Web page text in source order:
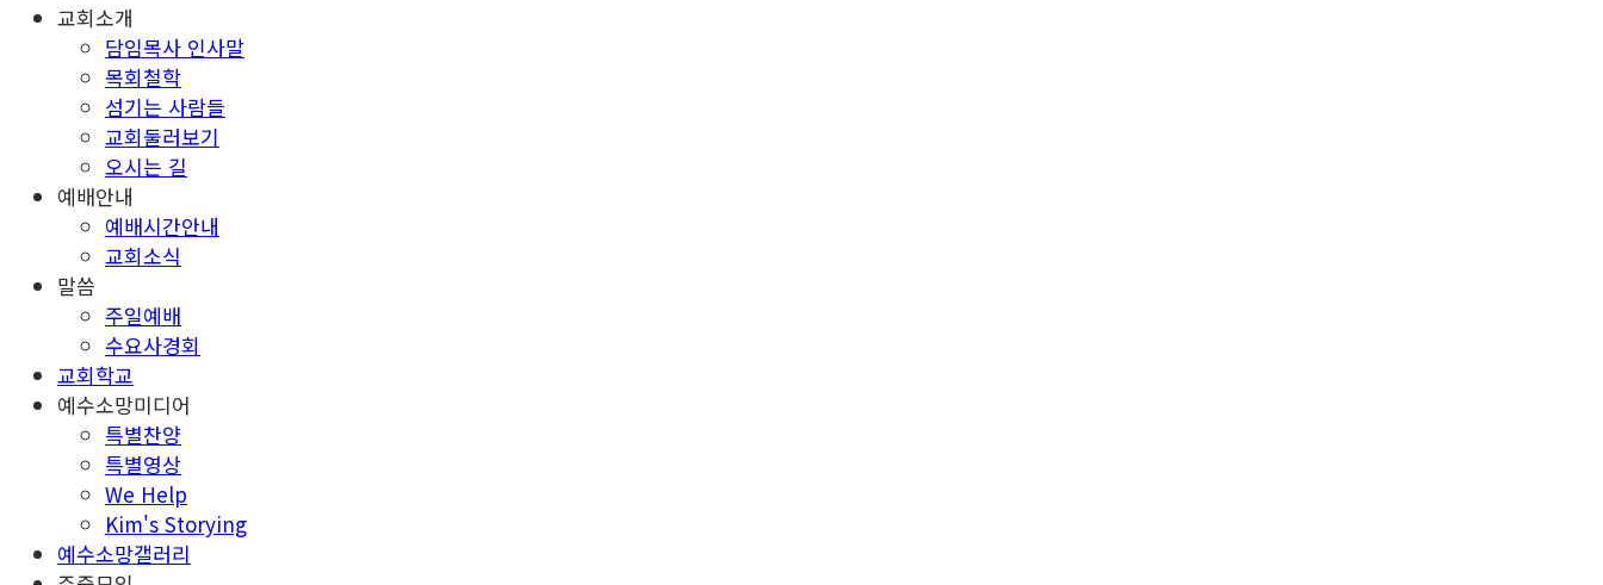
교회소개
담임목사 인사말
목회철학
섬기는 사람들
교회둘러보기
오시는 길
예배안내
예배시간안내
교회소식
말씀
주일예배
수요사경회
교회학교
예수소망미디어
특별찬양
특별영상
We Help
Kim's Storying
예수소망갤러리